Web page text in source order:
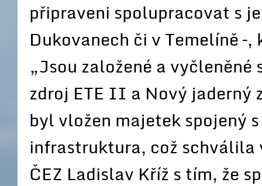
připraveni spolupracovat s
Dukovanech či v Temelíně
„Jsou založené a
zdroj ETE II a Nový jaderný
byl vložen majetek spojený
infrastruktura, což
ČEZ Ladislav Kříž s tím, že